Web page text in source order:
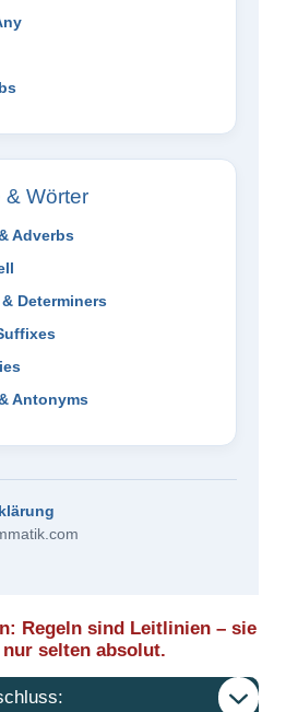
& Wörter
Adverbs
Determiners
Antonyms
Regeln sind Leitlinien – sie
selten absolut.